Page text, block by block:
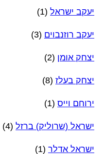
יעקב ישראל (1)
יעקב רוזנבוים (3)
יצחק אומן (2)
יצחק בעלז (8)
ירוחם וייס (1)
ישראל (שרוליק) ברזל (4)
ישראל אדלר (1)